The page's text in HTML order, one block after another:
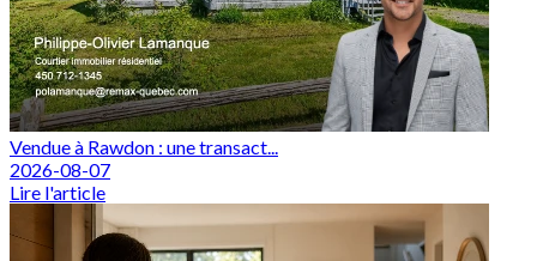
Vendue à Rawdon : une transact...
2026-08-07
Lire l'article